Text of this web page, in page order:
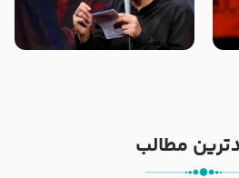
من غلام نوکراتم من عاشق کربلاتم
– شور زمینه – شب هفتم – محرم
مطالب